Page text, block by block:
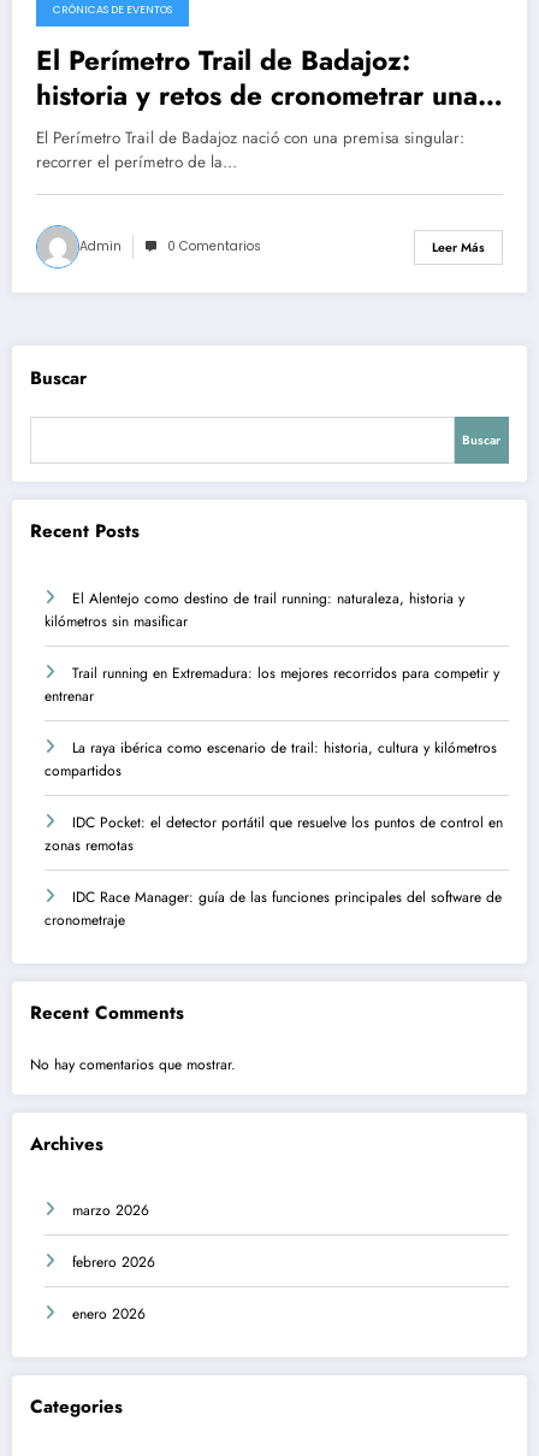
CRÓNICAS DE EVENTOS
El Perímetro Trail de Badajoz:
historia y retos de cronometrar una
carrera urbana
El Perímetro Trail de Badajoz nació con una premisa singular:
recorrer el perímetro de la…
Admin 0 Comentarios Leer Más
Buscar
Buscar
Recent Posts
El Alentejo como destino de trail running: naturaleza, historia y
kilómetros sin masificar
Trail running en Extremadura: los mejores recorridos para competir y
entrenar
La raya ibérica como escenario de trail: historia, cultura y kilómetros
compartidos
IDC Pocket: el detector portátil que resuelve los puntos de control en
zonas remotas
IDC Race Manager: guía de las funciones principales del software de
cronometraje
Recent Comments
No hay comentarios que mostrar.
Archives
marzo 2026
febrero 2026
enero 2026
Categories